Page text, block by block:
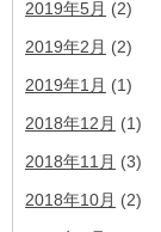
2019年5月 (2)
2019年2月 (2)
2019年1月 (1)
2018年12月 (1)
2018年11月 (3)
2018年10月 (2)